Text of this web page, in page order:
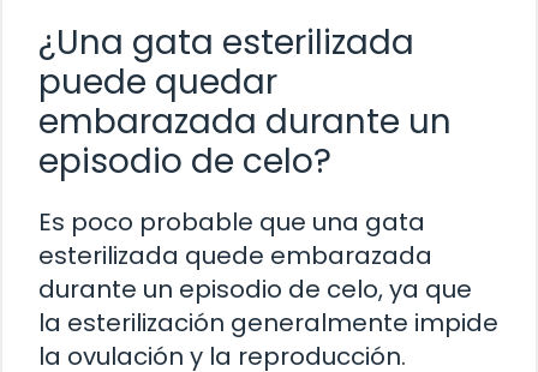
¿Una gata esterilizada
puede quedar
embarazada durante un
episodio de celo?
Es poco probable que una gata
esterilizada quede embarazada
durante un episodio de celo, ya que
la esterilización generalmente impide
la ovulación y la reproducción.